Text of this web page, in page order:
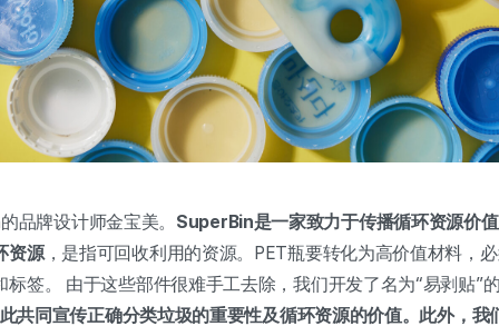
品牌设计师金宝美。 SuperBin是一家致力于传播循环资源价
资源，是指可回收利用的资源。PET瓶要转化为高价值材料，
标签。 由于这些部件很难手工去除，我们开发了名为“易剥贴”
共同宣传正确分类垃圾的重要性及循环资源的价值。此外，我